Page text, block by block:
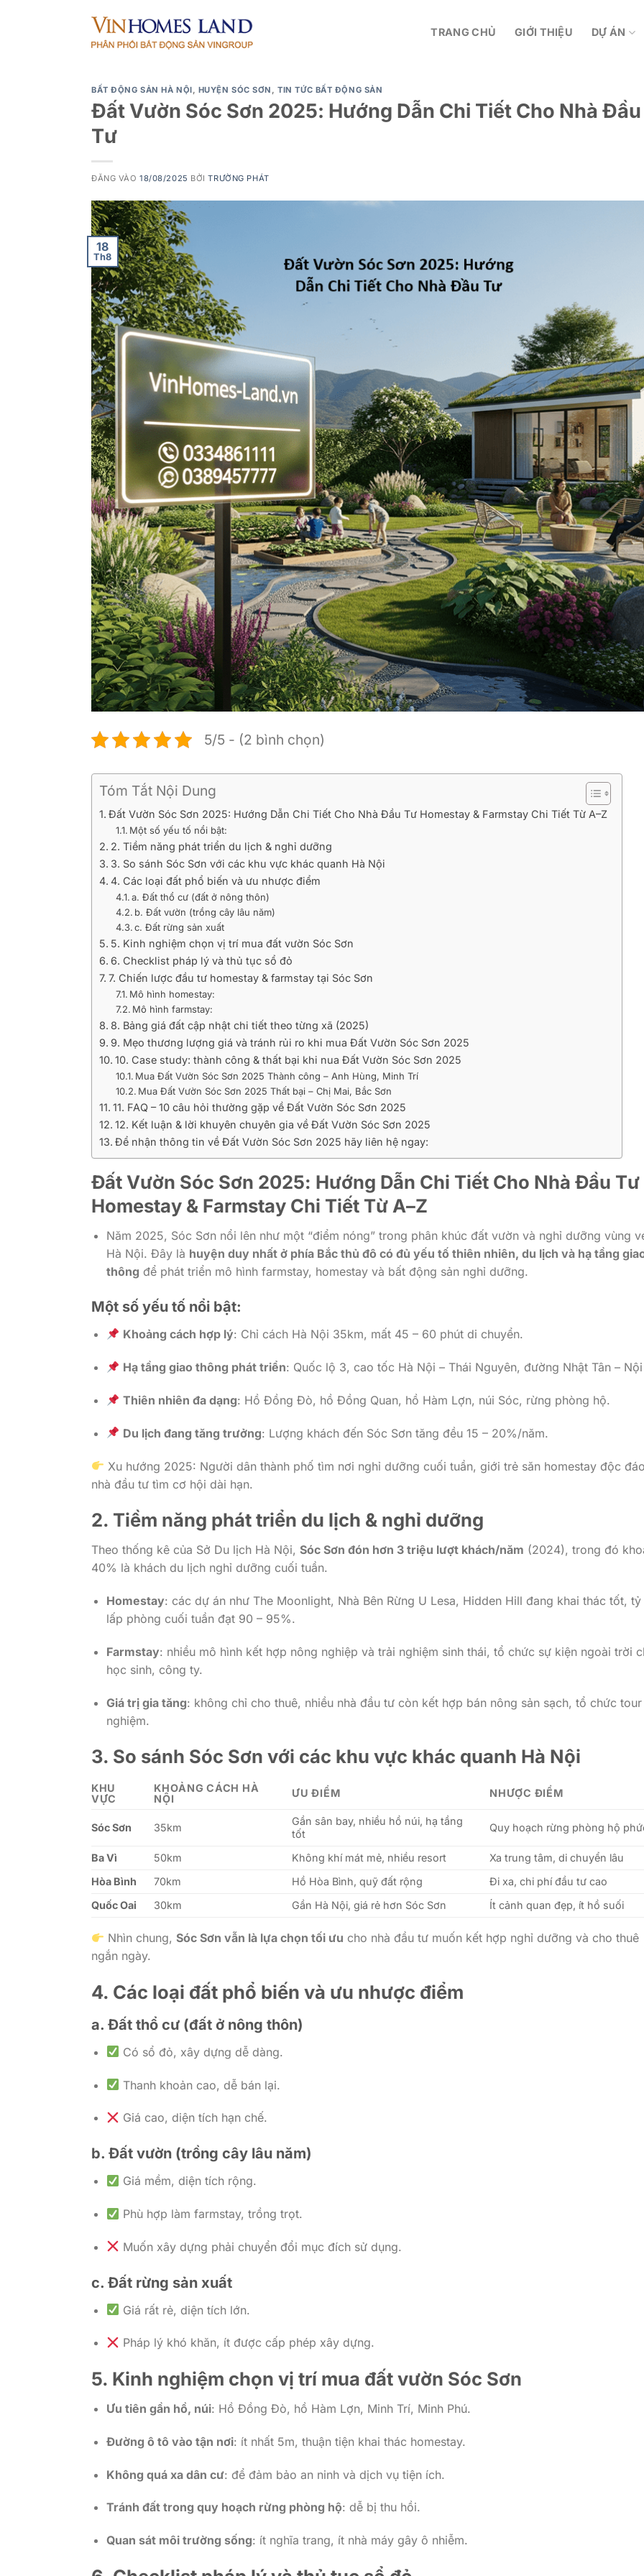
TRANG CHỦ GIỚI THIỆU DỰ ÁN
BẤT ĐỘNG SẢN HÀ NỘI, HUYỆN SÓC SƠN ,TIN TỨC BẤT ĐỘNG SẢN
Đất Vườn Sóc Sơn 2025: Hướng Dẫn Chi Tiết Cho Nhà Đầu
Tư
ĐĂNG VÀO18/08/2025 BỞITRƯỜNG PHÁT
18
Th8
5/5 - (2 bình chọn)
Tóm Tắt Nội Dung
Đất Vườn Sóc Sơn 2025: Hướng Dẫn Chi Tiết Cho Nhà Đầu Tư Homestay & Farmstay Chi Tiết Từ A–Z
Một số yếu tố nổi bật:
2. Tiềm năng phát triển du lịch & nghỉ dưỡng
3. So sánh Sóc Sơn với các khu vực khác quanh Hà Nội
4. Các loại đất phổ biến và ưu nhược điểm
a. Đất thổ cư (đất ở nông thôn)
b. Đất vườn (trồng cây lâu năm)
c. Đất rừng sản xuất
5. Kinh nghiệm chọn vị trí mua đất vườn Sóc Sơn
6. Checklist pháp lý và thủ tục sổ đỏ
7. Chiến lược đầu tư homestay & farmstay tại Sóc Sơn
Mô hình homestay:
Mô hình farmstay:
8. Bảng giá đất cập nhật chi tiết theo từng xã (2025)
9. Mẹo thương lượng giá và tránh rủi ro khi mua Đất Vườn Sóc Sơn 2025
10. Case study: thành công & thất bại khi nua Đất Vườn Sóc Sơn 2025
Mua Đất Vườn Sóc Sơn 2025 Thành công – Anh Hùng, Minh Trí
Mua Đất Vườn Sóc Sơn 2025 Thất bại – Chị Mai, Bắc Sơn
11. FAQ – 10 câu hỏi thường gặp về Đất Vườn Sóc Sơn 2025
12. Kết luận & lời khuyên chuyên gia về Đất Vườn Sóc Sơn 2025
Để nhận thông tin về Đất Vườn Sóc Sơn 2025 hãy liên hệ ngay:
Đất Vườn Sóc Sơn 2025: Hướng Dẫn Chi Tiết Cho Nhà Đầu Tư
Homestay & Farmstay Chi Tiết Từ A–Z
Năm 2025, Sóc Sơn nổi lên như một “điểm nóng” trong phân khúc đất vườn và nghỉ dưỡng vùng
Hà Nội. Đây là huyện duy nhất ở phía Bắc thủ đô có đủ yếu tố thiên nhiên, du lịch và hạ tầng
thông để phát triển mô hình farmstay, homestay và bất động sản nghỉ dưỡng.
Một số yếu tố nổi bật:
Khoảng cách hợp lý: Chỉ cách Hà Nội 35km, mất 45 – 60 phút di chuyển.
Hạ tầng giao thông phát triển: Quốc lộ 3, cao tốc Hà Nội – Thái Nguyên, đường Nhật Tân –
Thiên nhiên đa dạng: Hồ Đồng Đò, hồ Đồng Quan, hồ Hàm Lợn, núi Sóc, rừng phòng hộ.
Du lịch đang tăng trưởng: Lượng khách đến Sóc Sơn tăng đều 15 – 20%/năm.
Xu hướng 2025: Người dân thành phố tìm nơi nghỉ dưỡng cuối tuần, giới trẻ săn homestay độc
nhà đầu tư tìm cơ hội dài hạn.
2. Tiềm năng phát triển du lịch & nghỉ dưỡng
Theo thống kê của Sở Du lịch Hà Nội, Sóc Sơn đón hơn 3 triệu lượt khách/năm (2024), trong đó
40% là khách du lịch nghỉ dưỡng cuối tuần.
Homestay: các dự án như The Moonlight, Nhà Bên Rừng U Lesa, Hidden Hill đang khai thác tốt, tỷ
lấp phòng cuối tuần đạt 90 – 95%.
Farmstay: nhiều mô hình kết hợp nông nghiệp và trải nghiệm sinh thái, tổ chức sự kiện ngoài trời
học sinh, công ty.
Giá trị gia tăng: không chỉ cho thuê, nhiều nhà đầu tư còn kết hợp bán nông sản sạch, tổ chức
nghiệm.
3. So sánh Sóc Sơn với các khu vực khác quanh Hà Nội
KHU
VỰC
KHOẢNG CÁCH HÀ
NỘI
ƯU ĐIỂM NHƯỢC ĐIỂM
Sóc Sơn 35km
Gần sân bay, nhiều hồ núi, hạ tầng
tốt
Quy hoạch rừng phòng hộ
Ba Vì 50km Không khí mát mẻ, nhiều resort
Xa trung tâm, di chuyển lâu
Hòa Bình
70km Hồ Hòa Bình, quỹ đất rộng
Đi xa, chi phí đầu tư cao
Quốc Oai
30km Gần Hà Nội, giá rẻ hơn Sóc Sơn Ít cảnh quan đẹp, ít hồ suối
Nhìn chung,Sóc Sơn vẫn là lựa chọn tối ưu cho nhà đầu tư muốn kết hợp nghỉ dưỡng và cho thuê
ngắn ngày.
4. Các loại đất phổ biến và ưu nhược điểm
a. Đất thổ cư (đất ở nông thôn)
Có sổ đỏ, xây dựng dễ dàng.
Thanh khoản cao, dễ bán lại.
Giá cao, diện tích hạn chế.
b. Đất vườn (trồng cây lâu năm)
Giá mềm, diện tích rộng.
Phù hợp làm farmstay, trồng trọt.
Muốn xây dựng phải chuyển đổi mục đích sử dụng.
c. Đất rừng sản xuất
Giá rất rẻ, diện tích lớn.
Pháp lý khó khăn, ít được cấp phép xây dựng.
5. Kinh nghiệm chọn vị trí mua đất vườn Sóc Sơn
Ưu tiên gần hồ, núi: Hồ Đồng Đò, hồ Hàm Lợn, Minh Trí, Minh Phú.
Đường ô tô vào tận nơi: ít nhất 5m, thuận tiện khai thác homestay.
Không quá xa dân cư: để đảm bảo an ninh và dịch vụ tiện ích.
Tránh đất trong quy hoạch rừng phòng hộ: dễ bị thu hồi.
Quan sát môi trường sống: ít nghĩa trang, ít nhà máy gây ô nhiễm.